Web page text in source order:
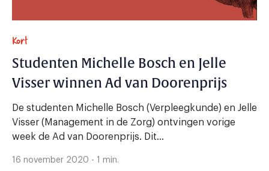
Kort
Studenten Michelle Bosch en Jelle
Visser winnen Ad van Doorenprijs
De studenten Michelle Bosch (Verpleegkunde) en Jelle
Visser (Management in de Zorg) ontvingen vorige
week de Ad van Doorenprijs. Dit...
16 november 2020 - 1 min.